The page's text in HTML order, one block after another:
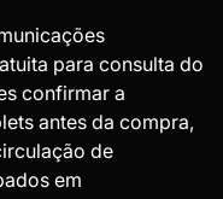
para consulta do
confirmar a
antes da compra,
de
em